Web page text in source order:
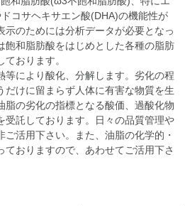
コサヘキサエン酸(DHA)の機能性が
示のためには分析データが必要となっ
飽和脂肪酸をはじめとした各種の脂肪
おります。
等により酸化、分解します。劣化の程
だけに留まらず人体に有害な物質を生
脂の劣化の指標となる酸価、過酸化物
受託しております。日々の品質管理や
活用下さい。また、油脂の化学的・
ておりますので、あわせてご活用下さ